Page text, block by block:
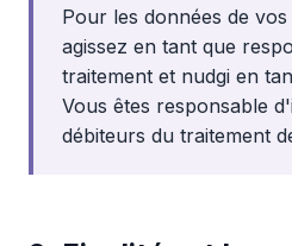
Pour les données de
agissez en tant que
traitement et nudgi en
Vous êtes responsable
débiteurs du traitement